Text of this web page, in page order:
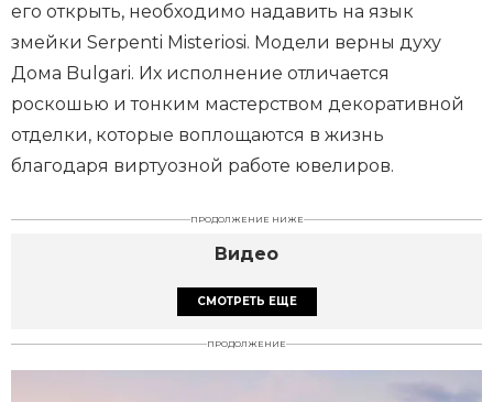
его открыть, необходимо надавить на язык
змейки Serpenti Misteriosi. Модели верны духу
Дома Bulgari. Их исполнение отличается
роскошью и тонким мастерством декоративной
отделки, которые воплощаются в жизнь
благодаря виртуозной работе ювелиров.
ПРОДОЛЖЕНИЕ НИЖЕ
Видео
СМОТРЕТЬ ЕЩЕ
ПРОДОЛЖЕНИЕ